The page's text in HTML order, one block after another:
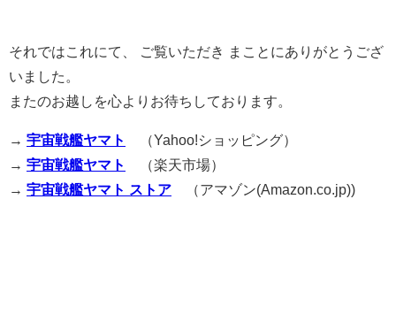
それではこれにて、 ご覧いただき まことにありがとうござ
いました。
またのお越しを心よりお待ちしております。
→ 宇宙戦艦ヤマト
（Yahoo!ショッピング）
→ 宇宙戦艦ヤマト
（楽天市場）
→ 宇宙戦艦ヤマト ストア （アマゾン(Amazon.co.jp))